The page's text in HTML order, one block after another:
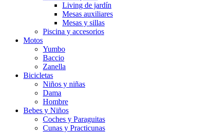
Living de jardín
Mesas auxiliares
Mesas y sillas
Piscina y accesorios
Motos
Yumbo
Baccio
Zanella
Bicicletas
Niños y niñas
Dama
Hombre
Bebes y Niños
Coches y Paraguitas
Cunas y Practicunas